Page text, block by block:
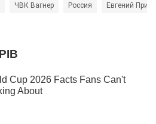
ЧВК Вагнер Россия Евгений